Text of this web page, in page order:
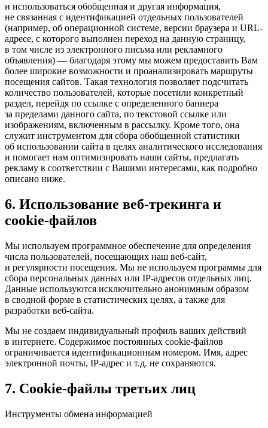
и использоваться обобщенная и другая информация,
не связанная с идентификацией отдельных пользователей
(например, об операционной системе, версии браузера и URL-
адресе, с которого выполнен переход на данную страницу,
в том числе из электронного письма или рекламного
объявления) — благодаря этому мы можем предоставить Вам
более широкие возможности и проанализировать маршруты
посещения сайтов. Такая технология позволяет подсчитать
количество пользователей, которые посетили конкретный
раздел, перейдя по ссылке с определенного баннера
за пределами данного сайта, по текстовой ссылке или
изображениям, включенным в рассылку. Кроме того, она
служит инструментом для сбора обобщенной статистики
об использовании сайта в целях аналитического исследования
и помогает нам оптимизировать наши сайты, предлагать
рекламу в соответствии с Вашими интересами, как подробно
описано ниже.
6. Использование веб-трекинга и
cookie-файлов
Мы используем программное обеспечение для определения
числа пользователей, посещающих наш веб-сайт,
и регулярности посещения. Мы не используем программы для
сбора персональных данных или IP-адресов отдельных лиц.
Данные используются исключительно анонимным образом
в сводной форме в статистических целях, а также для
разработки веб-сайта.
Мы не создаем индивидуальный профиль ваших действий
в интернете. Содержимое постоянных cookie-файлов
ограничивается идентификационным номером. Имя, адрес
электронной почты, IP-адрес и т.д. не сохраняются.
7. Cookie-файлы третьих лиц
Инструменты обмена информацией